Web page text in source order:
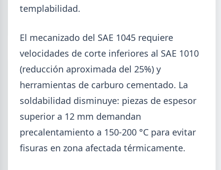
5,7% en 2026 y la capacidad instalada bajó a 40,8%,
uno de los niveles más bajos de la serie.
templabilidad.
El mecanizado del SAE 1045 requiere
velocidades de corte inferiores al SAE 1010
(reducción aproximada del 25%) y
herramientas de carburo cementado. La
soldabilidad disminuye: piezas de espesor
superior a 12 mm demandan
precalentamiento a 150-200 °C para evitar
fisuras en zona afectada térmicamente.